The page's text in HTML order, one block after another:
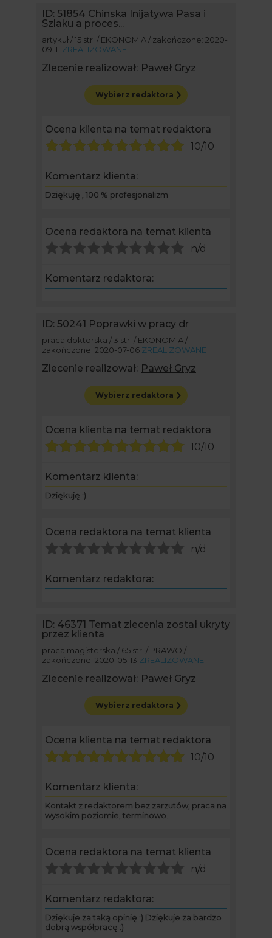
ID: 51854 Chinska Inijatywa Pasa i
Szlaku a proces...
artykuł / 15 str. / EKONOMIA / zakończone: 2020-
09-11 ZREALIZOWANE
Zlecenie realizował: Paweł Gryz
Wybierz redaktora
Ocena klienta na temat redaktora
10/10
Komentarz klienta:
Dziękuję , 100 % profesjonalizm
Ocena redaktora na temat klienta
n/d
Komentarz redaktora:
ID: 50241 Poprawki w pracy dr
praca doktorska / 3 str. / EKONOMIA /
zakończone: 2020-07-06 ZREALIZOWANE
Zlecenie realizował: Paweł Gryz
Wybierz redaktora
Ocena klienta na temat redaktora
10/10
Komentarz klienta:
Dziękuję :)
Ocena redaktora na temat klienta
n/d
Komentarz redaktora:
ID: 46371 Temat zlecenia został ukryty
przez klienta
praca magisterska / 65 str. / PRAWO /
zakończone: 2020-05-13 ZREALIZOWANE
Zlecenie realizował: Paweł Gryz
Wybierz redaktora
Ocena klienta na temat redaktora
10/10
Komentarz klienta:
Kontakt z redaktorem bez zarzutów, praca na
wysokim poziomie, terminowo.
Ocena redaktora na temat klienta
n/d
Komentarz redaktora:
Dziękuje za taką opinię :) Dziękuje za bardzo
dobrą współpracę :)